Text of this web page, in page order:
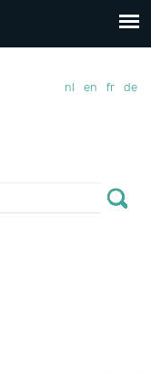
nl en fr de